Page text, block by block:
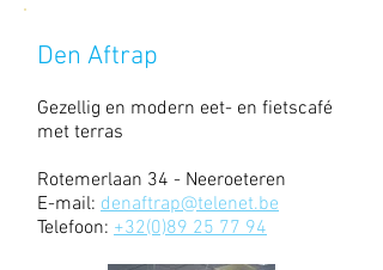
Den Aftrap
Gezellig en modern eet- en fietscafé
met terras
Rotemerlaan 34 - Neeroeteren
E-mail: denaftrap@telenet.be
Telefoon: +32(0)89 25 77 94